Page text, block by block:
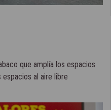
que amplía los espacios
espacios al aire libre